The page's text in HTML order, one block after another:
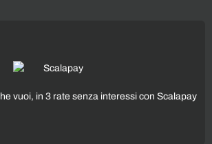
vuoi, in 3 rate senza interessi con Scalapay